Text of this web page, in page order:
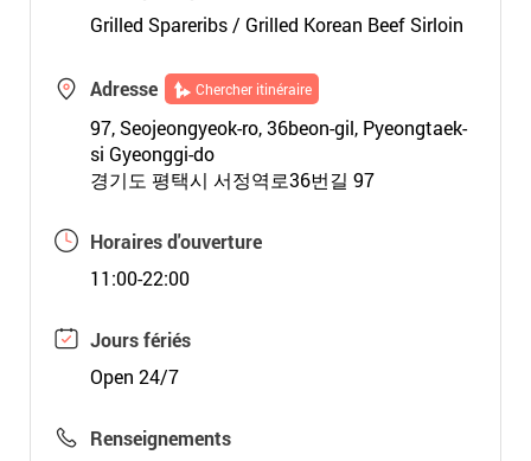
Grilled Spareribs / Grilled Korean Beef Sirloin
Adresse Chercher itinéraire
97, Seojeongyeok-ro, 36beon-gil, Pyeongtaek-
si Gyeonggi-do
경기도 평택시 서정역로36번길 97
Horaires d'ouverture
11:00-22:00
Jours fériés
Open 24/7
Renseignements